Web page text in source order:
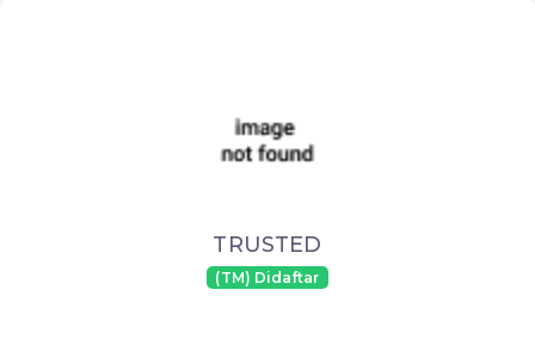
TRUSTED
(TM) Didaftar